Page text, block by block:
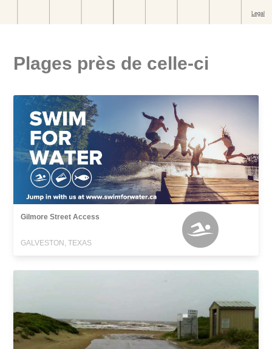
Plages près de celle-ci
Gilmore Street Access
GALVESTON, TEXAS